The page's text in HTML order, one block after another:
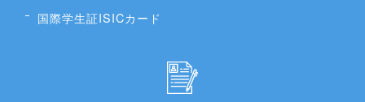
国際学生証ISICカード